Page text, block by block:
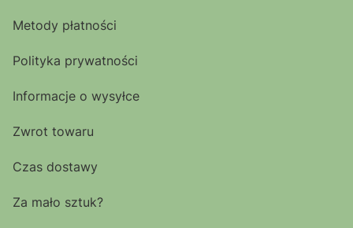
Metody płatności
Polityka prywatności
Informacje o wysyłce
Zwrot towaru
Czas dostawy
Za mało sztuk?